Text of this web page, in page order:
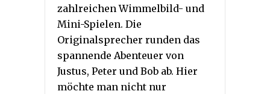
zahlreichen Wimmelbild- und
Mini-Spielen. Die
Originalsprecher runden das
spannende Abenteuer von
Justus, Peter und Bob ab. Hier
möchte man nicht nur